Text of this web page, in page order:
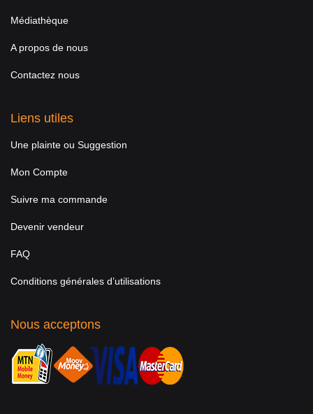
Médiathèque
A propos de nous
Contactez nous
Liens utiles
Une plainte ou Suggestion
Mon Compte
Suivre ma commande
Devenir vendeur
FAQ
Conditions générales d’utilisations
Nous acceptons